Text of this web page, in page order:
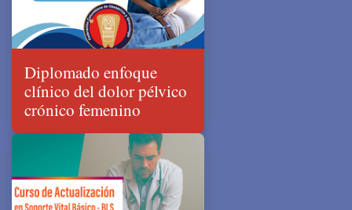
Diplomado enfoque
clínico del dolor pélvico
crónico femenino